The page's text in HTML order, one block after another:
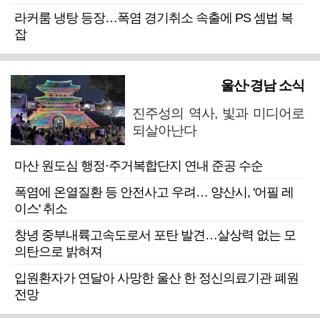
라커룸 냉탕 등장…폭염 경기취소 속출에 PS 셈법 복
잡
울산·경남 소식
진주성의 역사, 빛과 미디어로
되살아난다
마산 원도심 행정·주거복합단지 연내 준공 수순
폭염에 온열질환 등 안전사고 우려… 양산시, '어필 레
이스' 취소
창녕 중부내륙고속도로서 포탄 발견…살상력 없는 모
의탄으로 밝혀져
입원환자가 연달아 사망한 울산 한 정신의료기관 폐원
전망